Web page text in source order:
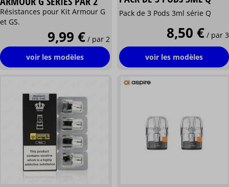
Résistances pour Kit Armour G
et GS.
9,99 € / par 2
voir les modèles
Pack de 3 Pods 3ml série Q
8,50 € / par 3
voir les modèles